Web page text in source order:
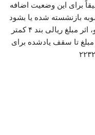
برای این وضعیت اضافه
بازنشسته شده یا بشود
و در محاسبه اولین حقوق بازنشستگی او، اثر مبلغ ریالی بند ۴ کمتر
باشد، این مبلغ تا سقف یادشده برای